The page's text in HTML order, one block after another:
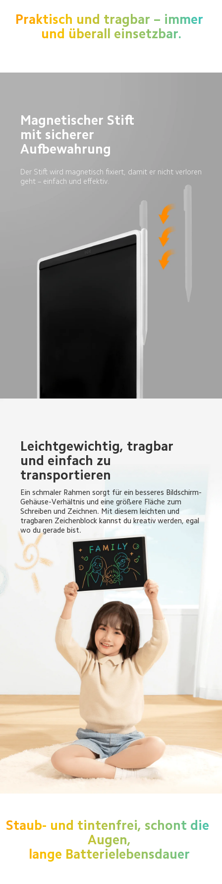
Praktisch und tragbar – immer
und überall einsetzbar.
Magnetischer Stift
mit sicherer
Aufbewahrung
Der Stift wird magnetisch fixiert, damit er nicht verloren
geht – einfach und effektiv.
Leichtgewichtig, tragbar
und einfach zu
transportieren
Ein schmaler Rahmen sorgt für ein besseres Bildschirm-
Gehäuse-Verhältnis und eine größere Fläche zum
Schreiben und Zeichnen. Mit diesem leichten und
tragbaren Zeichenblock kannst du kreativ werden, egal
wo du gerade bist.
Staub- und tintenfrei, schont die
Augen,
lange Batterielebensdauer